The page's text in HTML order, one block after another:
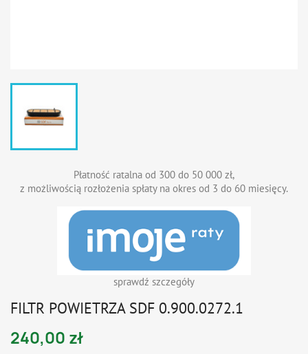
Płatność ratalna od 300 do 50 000 zł,
z możliwością rozłożenia spłaty na okres od 3 do 60 miesięcy.
sprawdź szczegóły
FILTR POWIETRZA SDF 0.900.0272.1
240,00 zł